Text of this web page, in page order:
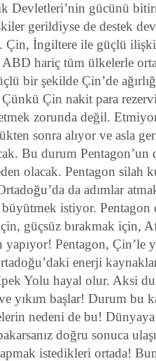
Devletleri’nin gücünü
gerildiyse de destek
Çin, İngiltere ile güçlü
ABD hariç tüm ülkelerle
bir şekilde Çin’de
Çin nakit para
zorunda değil.
sonra alıyor ve asla
Bu durum Pentagon’un
olacak. Pentagon silah
da adımlar
büyütmek istiyor. Pentagon
güçsüz bırakmak için,
yapıyor! Pentagon, Çin’le
enerji
İpek Yolu hayal olur. Aksi
ve yıkım başlar! Durum bu
nedeni de bu! Dünyaya
doğru sonuca
istedikleri ortada!